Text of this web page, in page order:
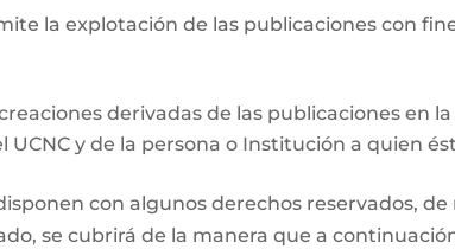
la explotación de las publicaciones con
derivadas de las publicaciones en
UCNC y de la persona o Institución a quien
con algunos derechos reservados,
se cubrirá de la manera que a